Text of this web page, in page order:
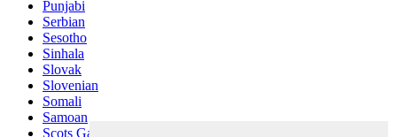
Punjabi
Serbian
Sesotho
Sinhala
Slovak
Slovenian
Somali
Samoan
Scots Gaelic